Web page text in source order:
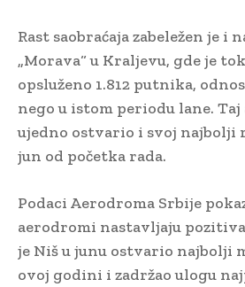
Rast saobraćaja zabeležen je i
„Morava“ u Kraljevu, gde je
opsluženo 1.812 putnika,
nego u istom periodu lane.
ujedno ostvario i svoj najbolji
jun od početka rada.
Podaci Aerodroma Srbije
aerodromi nastavljaju
je Niš u junu ostvario najbolji
ovoj godini i zadržao ulogu